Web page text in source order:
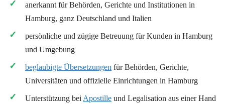
anerkannt für Behörden, Gerichte und Institutionen in
Hamburg, ganz Deutschland und Italien
persönliche und zügige Betreuung für Kunden in Hamburg
und Umgebung
beglaubigte Übersetzungen für Behörden, Gerichte,
Universitäten und offizielle Einrichtungen in Hamburg
Unterstützung bei Apostille und Legalisation aus einer Hand